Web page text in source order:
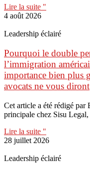
Lire la suite "
4 août 2026
Leadership éclairé
Pourquoi le double
l’immigration
importance bien plus
avocats ne vous diront
Cet article a été rédigé
principale chez Sisu
Lire la suite "
28 juillet 2026
Leadership éclairé